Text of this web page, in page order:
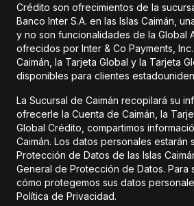
Crédito son ofrecimientos de la
Banco Inter S.A. en las Islas Caimán,
y no son funcionalidades de la Global
ofrecidos por Inter & Co Payments,
Caimán, la Tarjeta Global y la Tarjeta
disponibles para clientes
La Sucursal de Caimán recopilará su
ofrecerle la Cuenta de Caimán, la
Global Crédito, compartimos
Caimán. Los datos personales estarán
Protección de Datos de las Islas
General de Protección de Datos. Para
cómo protegemos sus datos
Política de Privacidad.